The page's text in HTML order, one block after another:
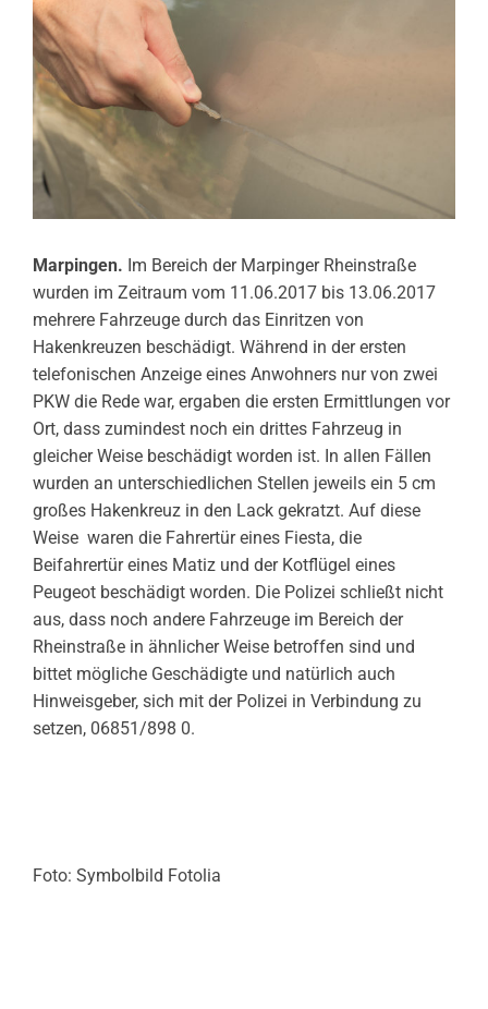
Marpingen. Im Bereich der Marpinger Rheinstraße
wurden im Zeitraum vom 11.06.2017 bis 13.06.2017
mehrere Fahrzeuge durch das Einritzen von
Hakenkreuzen beschädigt. Während in der ersten
telefonischen Anzeige eines Anwohners nur von zwei
PKW die Rede war, ergaben die ersten Ermittlungen vor
Ort, dass zumindest noch ein drittes Fahrzeug in
gleicher Weise beschädigt worden ist. In allen Fällen
wurden an unterschiedlichen Stellen jeweils ein 5 cm
großes Hakenkreuz in den Lack gekratzt. Auf diese
Weise waren die Fahrertür eines Fiesta, die
Beifahrertür eines Matiz und der Kotflügel eines
Peugeot beschädigt worden. Die Polizei schließt nicht
aus, dass noch andere Fahrzeuge im Bereich der
Rheinstraße in ähnlicher Weise betroffen sind und
bittet mögliche Geschädigte und natürlich auch
Hinweisgeber, sich mit der Polizei in Verbindung zu
setzen, 06851/898 0.
Foto: Symbolbild Fotolia